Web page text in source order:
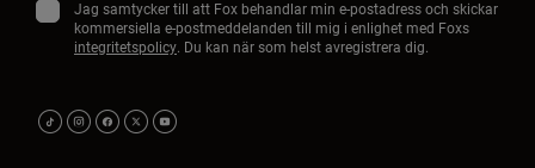
Jag samtycker till att Fox behandlar min e-postadress och skickar
kommersiella e-postmeddelanden till mig i enlighet med Foxs
integritetspolicy. Du kan när som helst avregistrera dig.